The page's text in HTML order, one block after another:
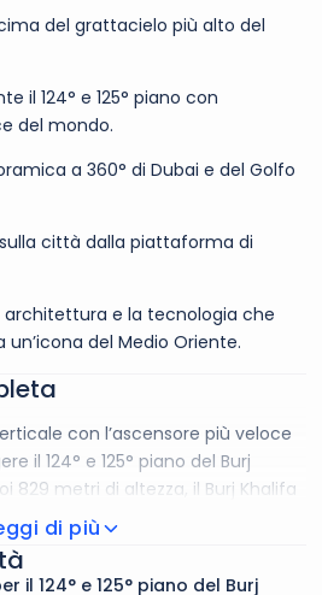
del grattacielo più alto del
il 124° e 125° piano con
del mondo.
a 360° di Dubai e del Golfo
città dalla piattaforma di
architettura e la tecnologia che
un’icona del Medio Oriente.
con l’ascensore più veloce
il 124° e 125° piano del Burj
829 metri di altezza, il Burj Khalifa
e offre una vista aerea
dei suoi dintorni. Dalla
ammira i panorami a 360 gradi
di più
il 124° e 125° piano del Burj